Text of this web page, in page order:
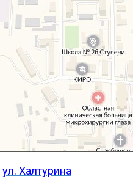
ул. Халтурина